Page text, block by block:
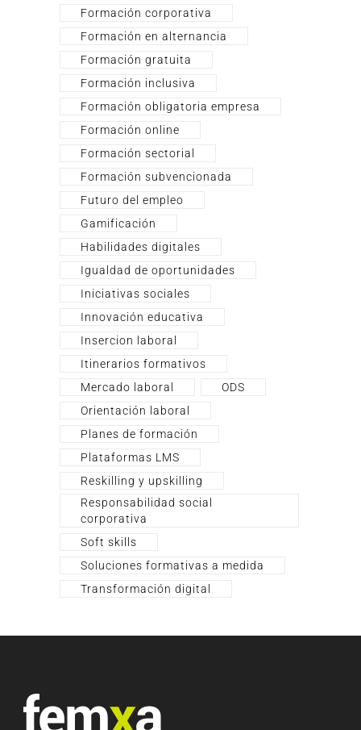
Formación corporativa
Formación en alternancia
Formación gratuita
Formación inclusiva
Formación obligatoria empresa
Formación online
Formación sectorial
Formación subvencionada
Futuro del empleo
Gamificación
Habilidades digitales
Igualdad de oportunidades
Iniciativas sociales
Innovación educativa
Insercion laboral
Itinerarios formativos
Mercado laboral
ODS
Orientación laboral
Planes de formación
Plataformas LMS
Reskilling y upskilling
Responsabilidad social
corporativa
Soft skills
Soluciones formativas a medida
Transformación digital